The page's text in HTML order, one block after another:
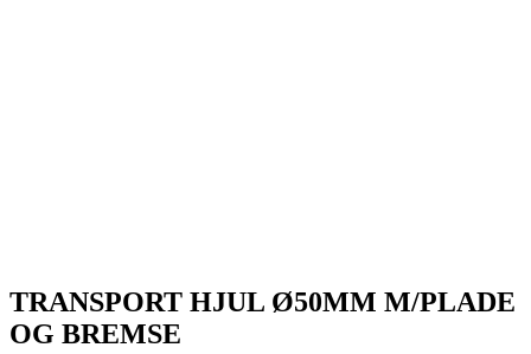
TRANSPORT HJUL Ø50MM M/PLADE
OG BREMSE